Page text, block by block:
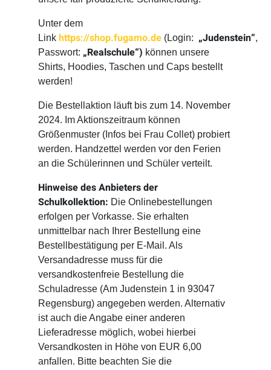
Unter dem
Link https://shop.fugamo.de(Login: „Judenstein“,
Passwort: „Realschule“) können unsere
Shirts, Hoodies, Taschen und Caps bestellt
werden!
Die Bestellaktion läuft bis zum 14. November
2024. Im Aktionszeitraum können
Größenmuster (Infos bei Frau Collet) probiert
werden. Handzettel werden vor den Ferien
an die Schülerinnen und Schüler verteilt.
Hinweisedes Anbieters der
Schulkollektion: Die Onlinebestellungen
erfolgen per Vorkasse. Sie erhalten
unmittelbar nach Ihrer Bestellung eine
Bestellbestätigung per E-Mail. Als
Versandadresse muss für die
versandkostenfreie Bestellung die
Schuladresse (Am Judenstein 1 in 93047
Regensburg) angegeben werden. Alternativ
ist auch die Angabe einer anderen
Lieferadresse möglich, wobei hierbei
Versandkosten in Höhe von EUR 6,00
anfallen. Bitte beachten Sie die